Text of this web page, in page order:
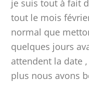
je suis tout à fait
tout le mois
normal que
quelques jours
attendent la date
plus nous avons